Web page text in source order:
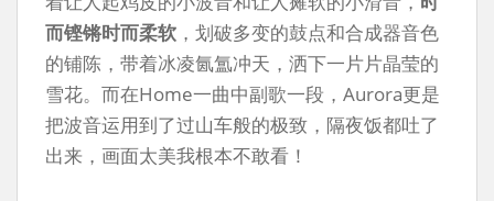
而铿锵时而柔软 ，划破多变的鼓点和合成器音色
的铺陈，带着冰凌氤氲冲天，洒下一片片晶莹的
雪花。而在Home一曲中副歌一段，Aurora更是
把波音运用到了过山车般的极致，隔夜饭都吐了
出来，画面太美我根本不敢看！